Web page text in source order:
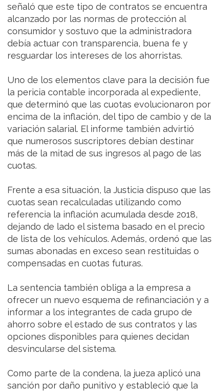
señaló que este tipo de contratos se encuentra
alcanzado por las normas de protección al
consumidor y sostuvo que la administradora
debía actuar con transparencia, buena fe y
resguardar los intereses de los ahorristas.
Uno de los elementos clave para la decisión fue
la pericia contable incorporada al expediente,
que determinó que las cuotas evolucionaron por
encima de la inflación, del tipo de cambio y de la
variación salarial. El informe también advirtió
que numerosos suscriptores debían destinar
más de la mitad de sus ingresos al pago de las
cuotas.
Frente a esa situación, la Justicia dispuso que las
cuotas sean recalculadas utilizando como
referencia la inflación acumulada desde 2018,
dejando de lado el sistema basado en el precio
de lista de los vehículos. Además, ordenó que las
sumas abonadas en exceso sean restituidas o
compensadas en cuotas futuras.
La sentencia también obliga a la empresa a
ofrecer un nuevo esquema de refinanciación y a
informar a los integrantes de cada grupo de
ahorro sobre el estado de sus contratos y las
opciones disponibles para quienes decidan
desvincularse del sistema.
Como parte de la condena, la jueza aplicó una
sanción por daño punitivo y estableció que la